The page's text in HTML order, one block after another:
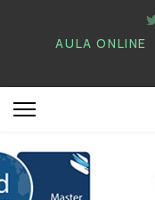
AULA ONLINE